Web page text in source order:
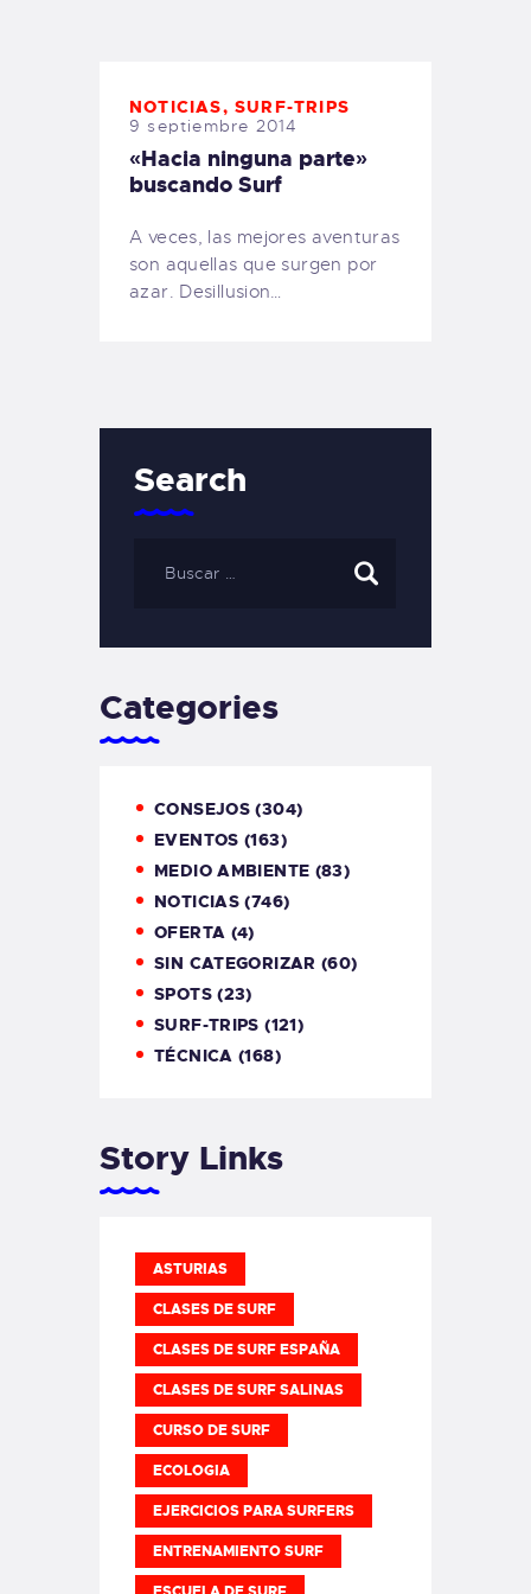
NOTICIAS,SURF-TRIPS
9 septiembre 2014
«Hacia ninguna parte»
buscando Surf
A veces, las mejores aventuras
son aquellas que surgen por
azar. Desillusion…
Search
Categories
CONSEJOS (304)
EVENTOS (163)
MEDIO AMBIENTE (83)
NOTICIAS (746)
OFERTA (4)
SIN CATEGORIZAR (60)
SPOTS(23)
SURF-TRIPS (121)
TÉCNICA (168)
Story Links
ASTURIAS
CLASES DE SURF
CLASES DE SURF ESPAÑA
CLASES DE SURF SALINAS
CURSO DE SURF
ECOLOGIA
EJERCICIOS PARA SURFERS
ENTRENAMIENTO SURF